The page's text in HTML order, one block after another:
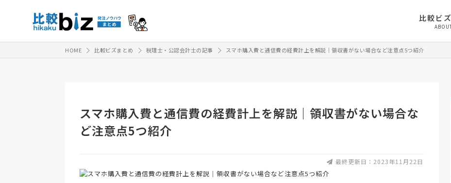
比較ビ
HOME 比較ビズまとめ 税理士・公認会計士の記事 スマホ購入費と通信費の経費計上を解説｜領収書がない場合など注意点5つ紹介
スマホ購入費と通信費の経費計上を解説｜領収書がない場合な
ど注意点5つ紹介
最終更新日：2023年11月22日